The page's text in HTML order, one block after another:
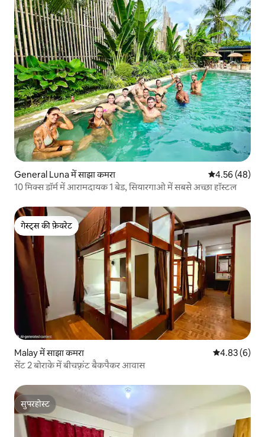
General Luna में साझा कमरा औसत रेटिंग 5 में
4.56 (48)
10 मिक्स डॉर्म में आरामदायक 1 बेड, सियारगाओ में सबसे अच्छा हॉस्टल
गेस्ट्स की फ़ेवरेट
गेस्ट्स की फ़ेवरेट
Malay में साझा कमरा औसत रेटिंग 5 में
4.83 (6)
सेंट 2 बोराके में बीचफ़्रंट बैकपैकर आवास
सुपरहोस्ट
सुपरहोस्ट